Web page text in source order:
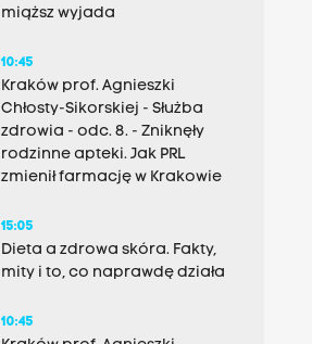
miąższ wyjada
10:45
Kraków prof. Agnieszki
Chłosty-Sikorskiej - Służba
zdrowia - odc. 8. - Zniknęły
rodzinne apteki. Jak PRL
zmienił farmację w Krakowie
15:05
Dieta a zdrowa skóra. Fakty,
mity i to, co naprawdę działa
10:45